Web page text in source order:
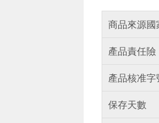
商品來源國
產品責任險
產品核准字
保存天數